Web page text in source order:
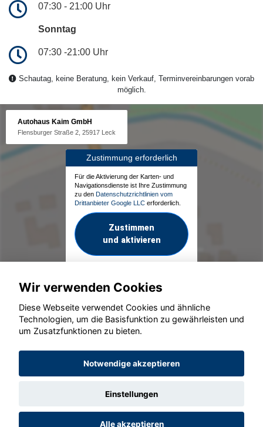
07:30 - 21:00 Uhr
Sonntag
07:30 -21:00 Uhr
Schautag, keine Beratung, kein Verkauf, Terminvereinbarungen vorab
möglich.
Autohaus Kaim GmbH
Flensburger Straße 2, 25917 Leck
Zustimmung erforderlich
Für die Aktivierung der Karten- und
Navigationsdienste ist Ihre Zustimmung
zu den Datenschutzrichtlinien vom
Drittanbieter Google LLC erforderlich.
Zustimmen
und aktivieren
© konjunkturmotor.de GmbH 2020 - 2026
Wir verwenden Cookies
Diese Webseite verwendet Cookies und ähnliche
Technologien, um die Basisfunktion zu gewährleisten und
um Zusatzfunktionen zu bieten.
Notwendige akzeptieren
Einstellungen
Alle akzeptieren